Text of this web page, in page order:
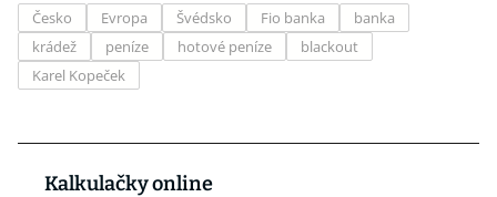
Česko Evropa Švédsko Fio banka
banka
krádež
peníze hotové peníze
blackout
Karel Kopeček
Kalkulačky online